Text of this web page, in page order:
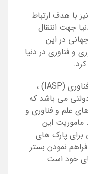
با هدف ارتباط
جهت انتقال
در این
و فناوری در دنیا
(IASP)
،
می باشد که
علم و فناوری و
این
پارک های
نمودن بستر
خود است .